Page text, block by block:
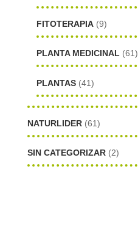
FITOTERAPIA (9)
PLANTA MEDICINAL (61)
PLANTAS (41)
NATURLIDER (61)
SIN CATEGORIZAR (2)